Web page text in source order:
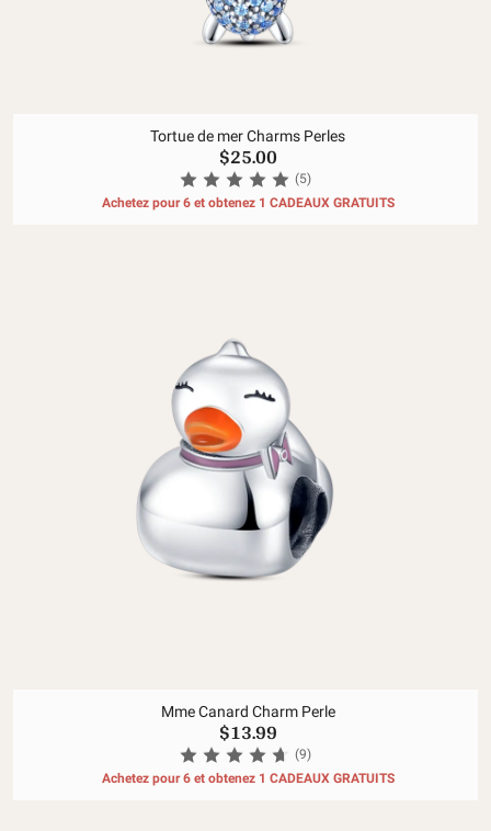
Tortue de mer Charms Perles
$25.00
(5)
Achetez pour 6 et obtenez 1 CADEAUX GRATUITS
Mme Canard Charm Perle
$13.99
(9)
Achetez pour 6 et obtenez 1 CADEAUX GRATUITS